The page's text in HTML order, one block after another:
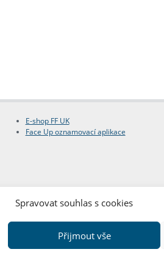
Spravovat souhlas s cookies
Přijmout vše
E-shop FF UK
Face Up oznamovací aplikace